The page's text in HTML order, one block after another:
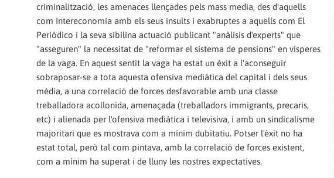
criminalització, les amenaces llençades pels mass media, des d'aquells
com Intereconomia amb els seus insults i exabruptes a aquells com El
Periódico i la seva sibilina actuació publicant "anàlisis d'experts" que
"asseguren" la necessitat de "reformar el sistema de pensions" en vísperes
de la vaga. En aquest sentit la vaga ha estat un èxit a l'aconseguir
sobraposar-se a tota aquesta ofensiva mediàtica del capital i dels seus
mèdia, a una correlació de forces desfavorable amb una classe
treballadora acollonida, amenaçada (treballadors immigrants, precaris,
etc) i alienada per l'ofensiva mediàtica i televisiva, i amb un sindicalisme
majoritari que es mostrava com a mínim dubitatiu. Potser l'èxit no ha
estat total, però tal com pintava, amb la correlació de forces existent,
com a mínim ha superat i de lluny les nostres expectatives.